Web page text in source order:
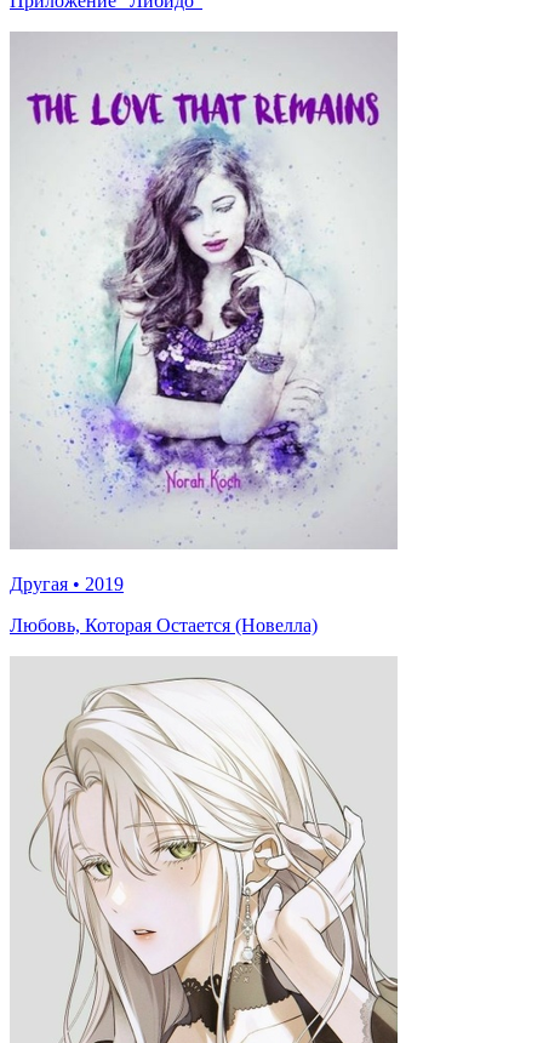
Другая • 2019
Любовь, Которая Остается (Новелла)